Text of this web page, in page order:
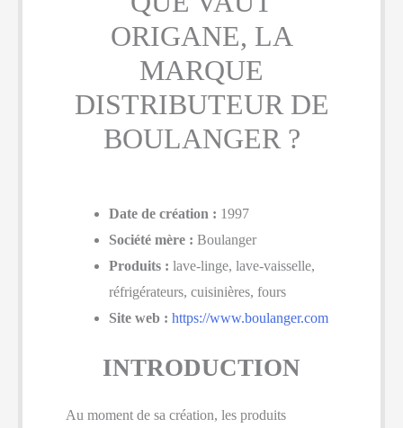
ORIGANE, LA
MARQUE
DISTRIBUTEUR DE
BOULANGER ?
Date de création : 1997
Société mère : Boulanger
Produits : lave-linge, lave-vaisselle,
réfrigérateurs, cuisinières, fours
Site web : https://www.boulanger.com
INTRODUCTION
Au moment de sa création, les produits